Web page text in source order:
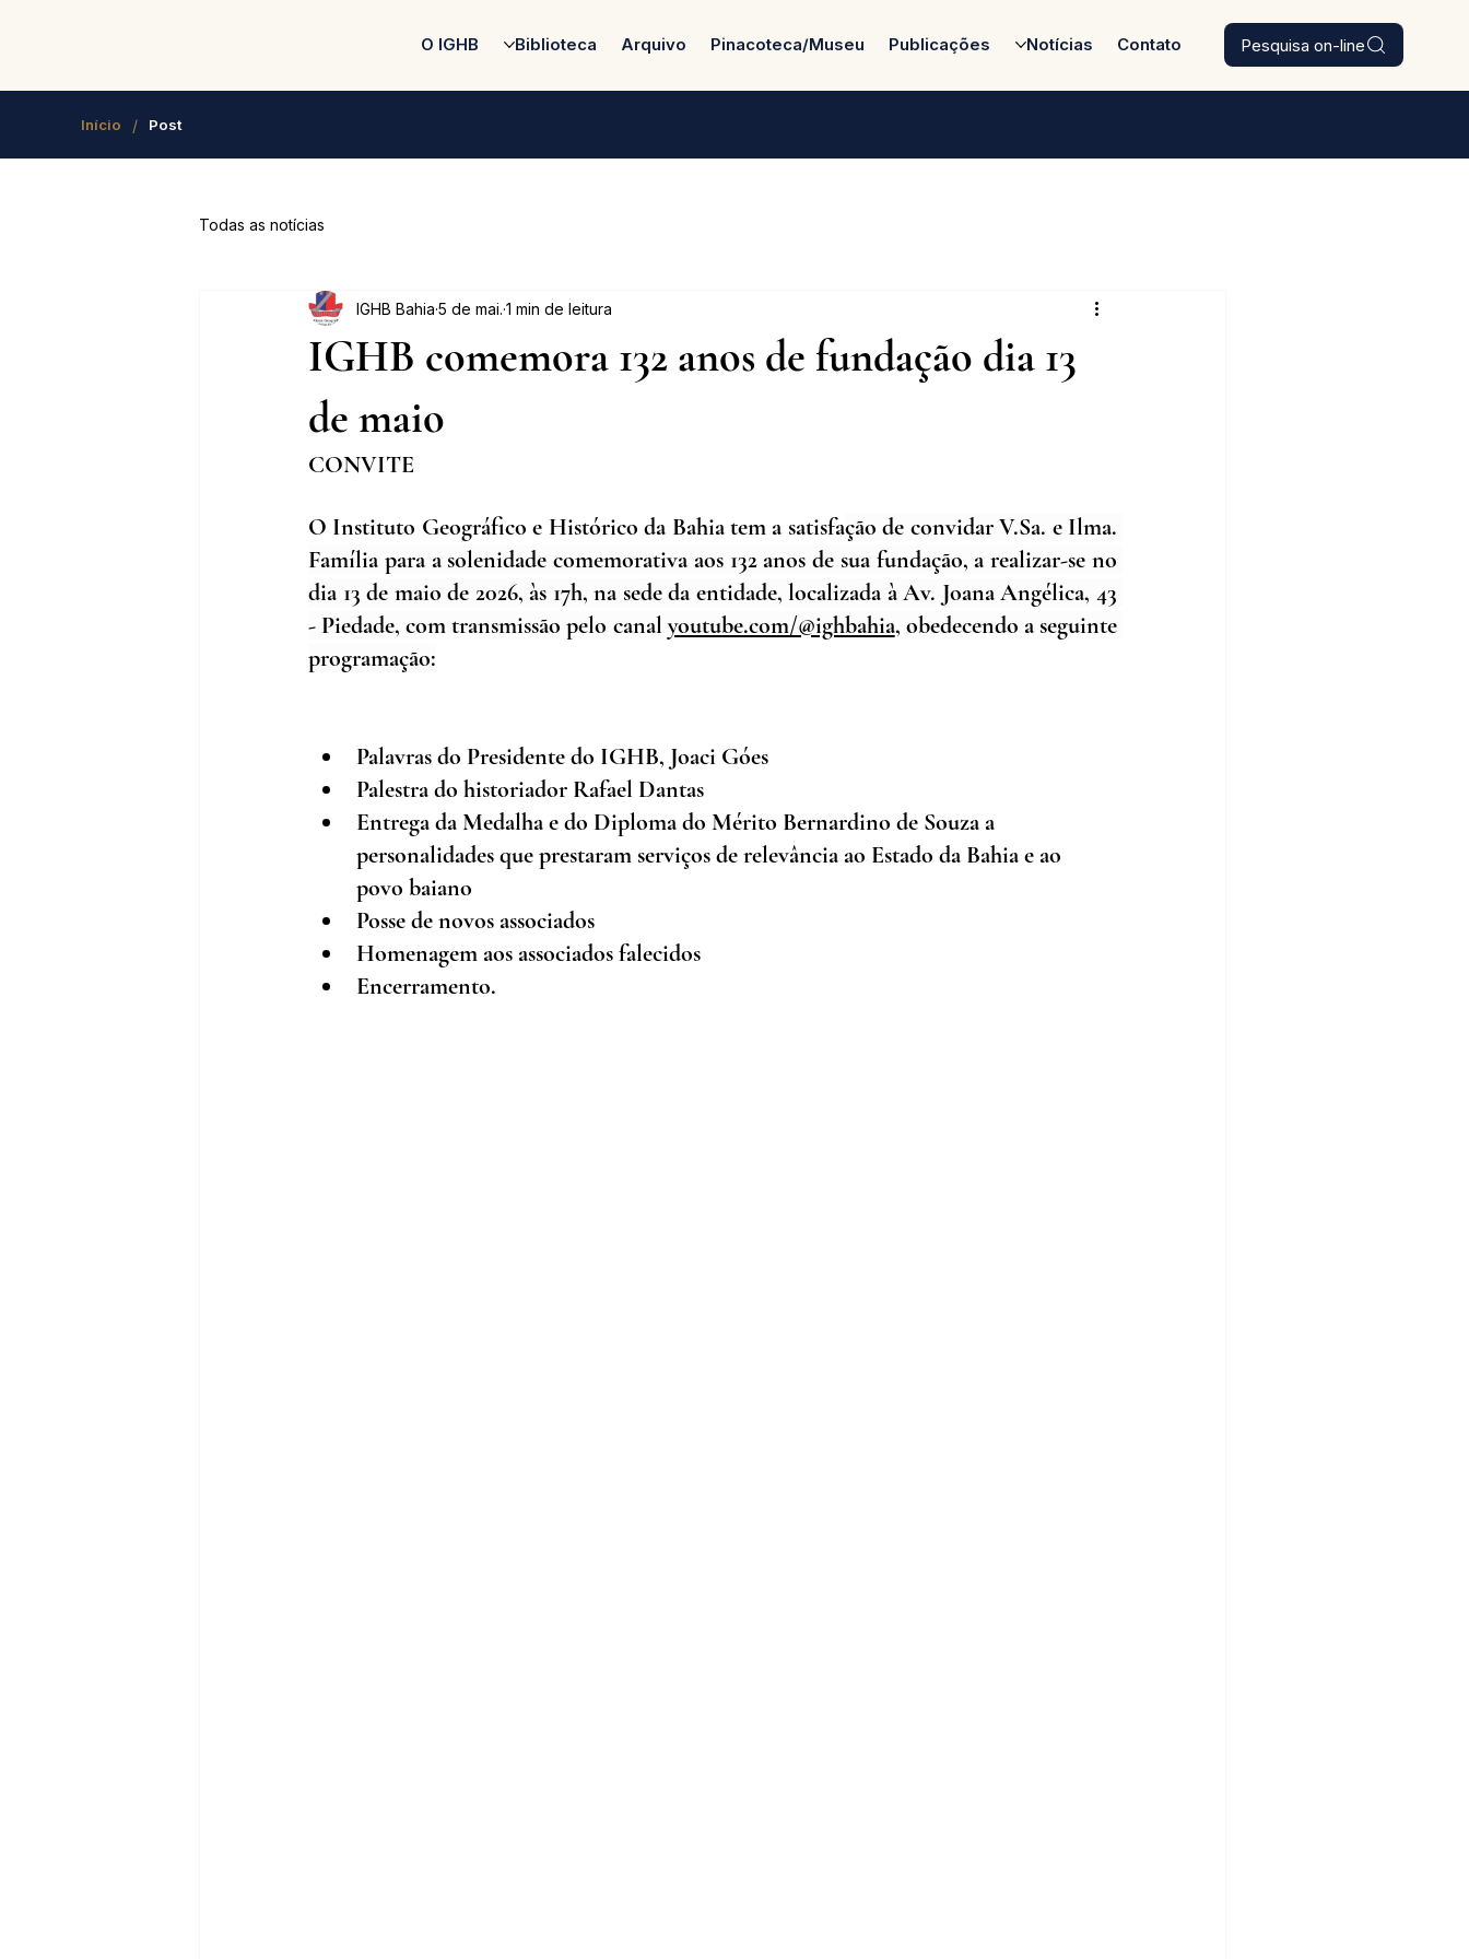
Pesquisa on-line
O IGHB Biblioteca Arquivo Pinacoteca/Museu Publicações Notícias Contato
Início / Post
Todas as notícias
IGHB comemora 132 anos de fundação dia 13
de maio
IGHB Bahia 5 de mai. 1 min de leitura
CONVITE
O Instituto Geográfico e Histórico da Bahia tem a satisfação de convidar V.Sa. e Ilma.
Família para a solenidade comemorativa aos 132 anos de sua fundação, a realizar-se no
dia 13 de maio de 2026, às 17h, na sede da entidade, localizada à Av. Joana Angélica, 43
- Piedade, com transmissão pelo canal youtube.com/@ighbahia, obedecendo a seguinte
programação:
Palavras do Presidente do IGHB, Joaci Góes
Palestra do historiador Rafael Dantas
Entrega da Medalha e do Diploma do Mérito Bernardino de Souza a
personalidades que prestaram serviços de relevância ao Estado da Bahia e ao
povo baiano
Posse de novos associados
Homenagem aos associados falecidos
Encerramento.